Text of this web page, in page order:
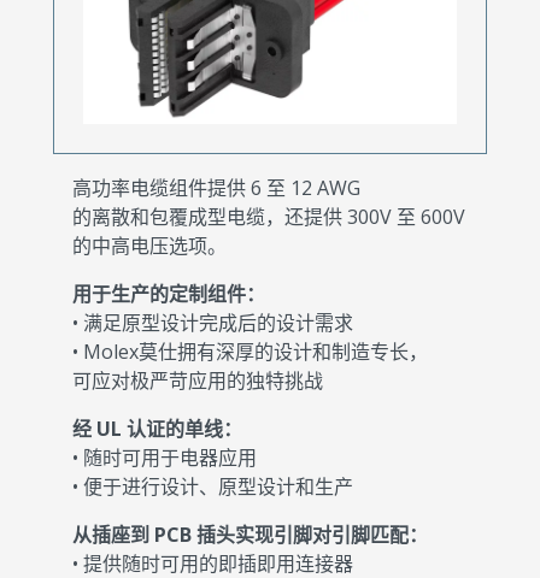
高功率电缆组件提供 6 至 12 AWG
的离散和包覆成型电缆，还提供 300V 至 600V
的中高电压选项。
用于生产的定制组件：
• 满足原型设计完成后的设计需求
• Molex莫仕拥有深厚的设计和制造专长，
可应对极严苛应用的独特挑战
经 UL 认证的单线：
• 随时可用于电器应用
• 便于进行设计、原型设计和生产
从插座到 PCB 插头实现引脚对引脚匹配：
• 提供随时可用的即插即用连接器